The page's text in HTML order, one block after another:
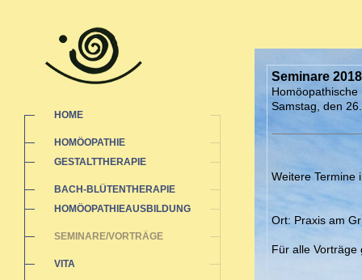
HOME
HOMÖOPATHIE
GESTALTTHERAPIE
BACH-BLÜTENTHERAPIE
HOMÖOPATHIEAUSBILDUNG
SEMINARE/VORTRÄGE
VITA
Seminare
Samstag, den
Weitere Termine
Ort: Praxis am
Für alle Vorträge